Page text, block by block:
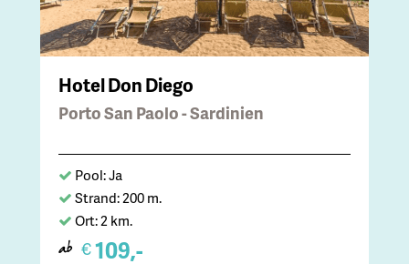
Hotel Don Diego
Porto San Paolo - Sardinien
Pool: Ja
Strand: 200 m.
Ort: 2 km.
ab €109,-